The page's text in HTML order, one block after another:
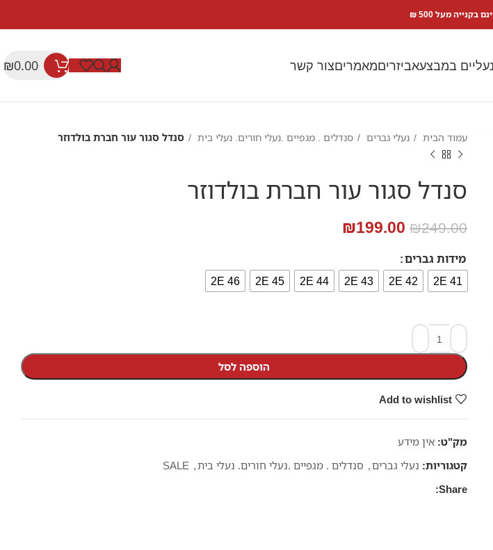
בקנייה מעל 500 ₪
נעליים במבצעאביזריםמאמריםצור קשר ₪0.00
עמוד הבית נעלי גברים סנדלים . מגפיים .נעלי חורים. נעלי בית סנדל סגור עור חברת בולדוזר
סנדל סגור עור חברת בולדוזר
₪249.00
₪199.00
מידות גברים
41 2E
42 2E
43 2E
44 2E
45 2E
46 2E
הוספה לסל
Add to wishlist
מק"ט: אין מידע
קטגוריות: נעלי גברים, סנדלים . מגפיים .נעלי חורים. נעלי בית,
SALE
Share: